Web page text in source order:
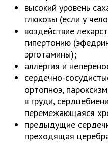
высокий уровень
глюкозы (если у
воздействие
гипертонию
эрготамины);
аллергия и
сердечно-
ортопноэ,
в груди,
перемежающаяся
предыдущие
преходящая